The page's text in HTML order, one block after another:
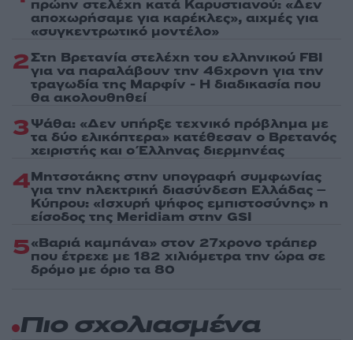
πρώην στελέχη κατά Καρυστιανού: «Δεν
αποχωρήσαμε για καρέκλες», αιχμές για
«συγκεντρωτικό μοντέλο»
2Στη Βρετανία στελέχη του ελληνικού FBI
για να παραλάβουν την 46χρονη για την
τραγωδία της Μαρφίν - Η διαδικασία που
θα ακολουθηθεί
3Ψάθα: «Δεν υπήρξε τεχνικό πρόβλημα με
τα δύο ελικόπτερα» κατέθεσαν ο Βρετανός
χειριστής και ο Έλληνας διερμηνέας
4Μητσοτάκης στην υπογραφή συμφωνίας
για την ηλεκτρική διασύνδεση Ελλάδας –
Κύπρου: «Ισχυρή ψήφος εμπιστοσύνης» η
είσοδος της Meridiam στην GSI
5«Βαριά καμπάνα» στον 27χρονο τράπερ
που έτρεχε με 182 χιλιόμετρα την ώρα σε
δρόμο με όριο τα 80
Πιο σχολιασμένα